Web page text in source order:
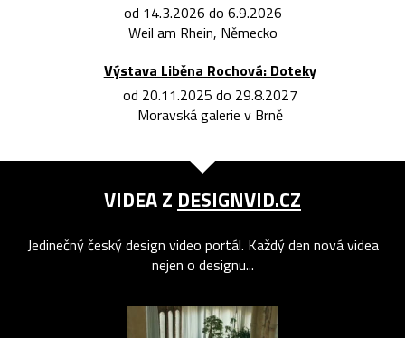
od 14.3.2026 do 6.9.2026
Weil am Rhein, Německo
Výstava Liběna Rochová: Doteky
od 20.11.2025 do 29.8.2027
Moravská galerie v Brně
VIDEA Z DESIGNVID.CZ
Jedinečný český design video portál. Každý den nová videa
nejen o designu...